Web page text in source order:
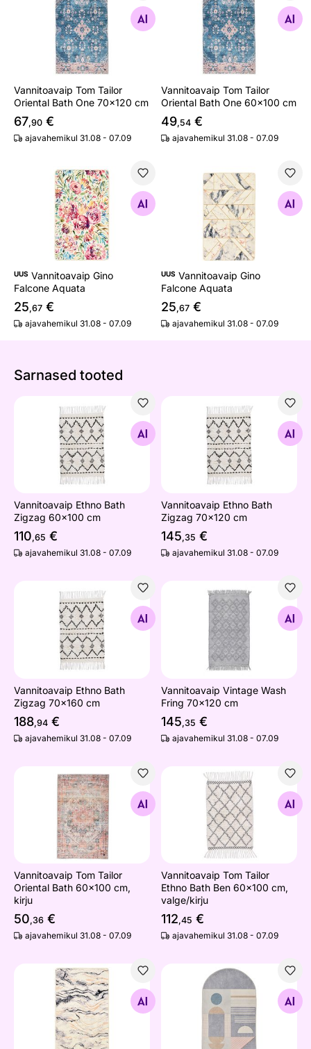
Otsi sarnaseid
Vannitoavaip Tom Tailor
Oriental Bath One 70x120 cm
67,90 €
ajavahemikul 31.08 - 07.09
Otsi sarnaseid
Vannitoavaip Tom Tailor
Oriental Bath One 60x100 cm
49,54 €
ajavahemikul 31.08 - 07.09
Vannitoavaip Gino Falcone Aquata
Otsi sarnaseid
UUS Vannitoavaip Gino
Falcone Aquata
25,67 €
ajavahemikul 31.08 - 07.09
Vannitoavaip Gino Falcone
Otsi sarnaseid
UUS Vannitoavaip Gino
Falcone Aquata
25,67 €
ajavahemikul 31.08 - 07.09
Sarnased tooted
Vannitoavaip Ethno Bath Zigzag 60x100 cm
Otsi sarnaseid
Vannitoavaip Ethno Bath
Zigzag 60x100 cm
110,65 €
ajavahemikul 31.08 - 07.09
Vannitoavaip Ethno Bath
Otsi sarnaseid
Vannitoavaip Ethno Bath
Zigzag 70x120 cm
145,35 €
ajavahemikul 31.08 - 07.09
Vannitoavaip Ethno Bath Zigzag 70x160 cm
Otsi sarnaseid
Vannitoavaip Ethno Bath
Zigzag 70x160 cm
188,94 €
ajavahemikul 31.08 - 07.09
Vannitoavaip Vintage
Otsi sarnaseid
Vannitoavaip Vintage Wash
Fring 70x120 cm
145,35 €
ajavahemikul 31.08 - 07.09
Vannitoavaip Tom Tailor Oriental Bath 60x100 cm, kirju
Otsi sarnaseid
Vannitoavaip Tom Tailor
Oriental Bath 60x100 cm,
kirju
50,36 €
ajavahemikul 31.08 - 07.09
Vannitoavaip Tom Tailor
Otsi sarnaseid
Vannitoavaip Tom Tailor
Ethno Bath Ben 60x100 cm,
valge/kirju
112,45 €
ajavahemikul 31.08 - 07.09
Vannitoavaip Gino Falcone Aquata
Otsi sarnaseid
Vannitoavaip Gino Falcone
Otsi sarnaseid